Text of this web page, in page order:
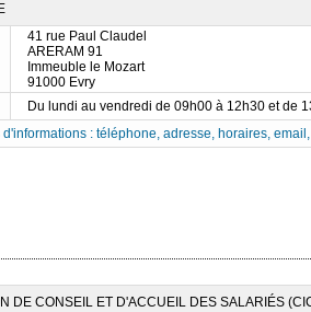
41 rue Paul Claudel
ARERAM 91
Immeuble le Mozart
91000 Evry
Du lundi au vendredi de 09h00 à 12h30 et de
d'informations : téléphone, adresse, horaires,
DE CONSEIL ET D'ACCUEIL DES SALARIÉS